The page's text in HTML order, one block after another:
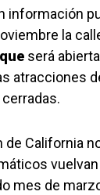
información
la
será
atracciones
de California
mes de